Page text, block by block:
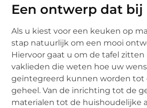
Een ontwerp dat bij
Als u kiest voor een keuken op
stap natuurlijk om een mooi
Hiervoor gaat u om de tafel
vaklieden die weten hoe uw
geïntegreerd kunnen worden tot
geheel. Van de inrichting tot de
materialen tot de huishoudelijke